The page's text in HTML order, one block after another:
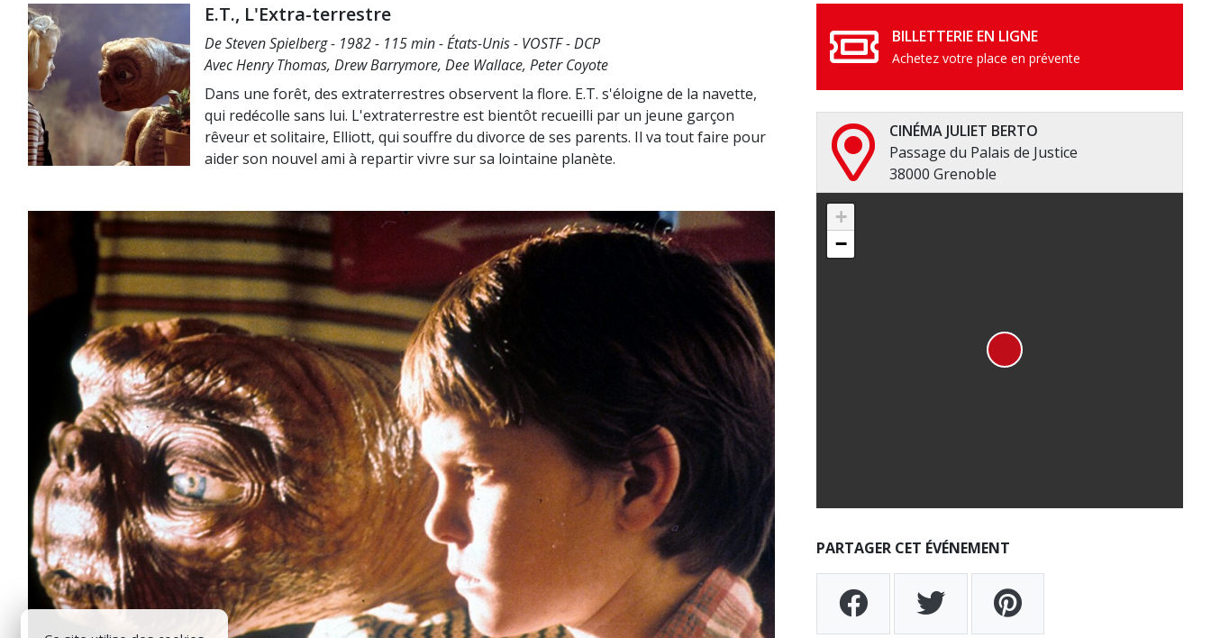
E.T., L'Extra-terrestre
De Steven Spielberg - 1982 - 115 min - États-Unis - VOSTF - DCP
Avec Henry Thomas, Drew Barrymore, Dee Wallace, Peter Coyote
Dans une forêt, des extraterrestres observent la flore. E.T. s'éloigne de la navette,
qui redécolle sans lui. L'extraterrestre est bientôt recueilli par un jeune garçon
rêveur et solitaire, Elliott, qui souffre du divorce de ses parents. Il va tout faire pour
aider son nouvel ami à repartir vivre sur sa lointaine planète.
BILLETTERIE EN LIGNE
Achetez votre place en prévente
CINÉMA JULIET BERTO
Passage du Palais de Justice
38000 Grenoble
+
−
PARTAGER CET ÉVÉNEMENT